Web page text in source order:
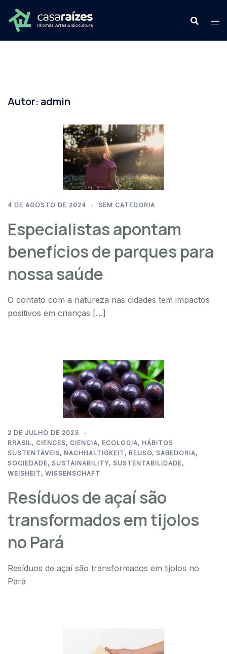
Pular
para
Autor: admin
4 DE AGOSTO DE 2024 SEM CATEGORIA
Especialistas apontam
benefícios de parques para
nossa saúde
O contato com a natureza nas cidades tem impactos
positivos em crianças […]
2 DE JULHO DE 2023
BRASIL, CIENCES, CIENCIA, ECOLOGIA, HÁBITOS
SUSTENTÁVEIS, NACHHALTIGKEIT, REUSO, SABEDORIA,
SOCIEDADE, SUSTAINABILITY, SUSTENTABILIDADE,
WEISHEIT, WISSENSCHAFT
Resíduos de açaí são
transformados em tijolos
no Pará
Resíduos de açaí são transformados em tijolos no
Pará